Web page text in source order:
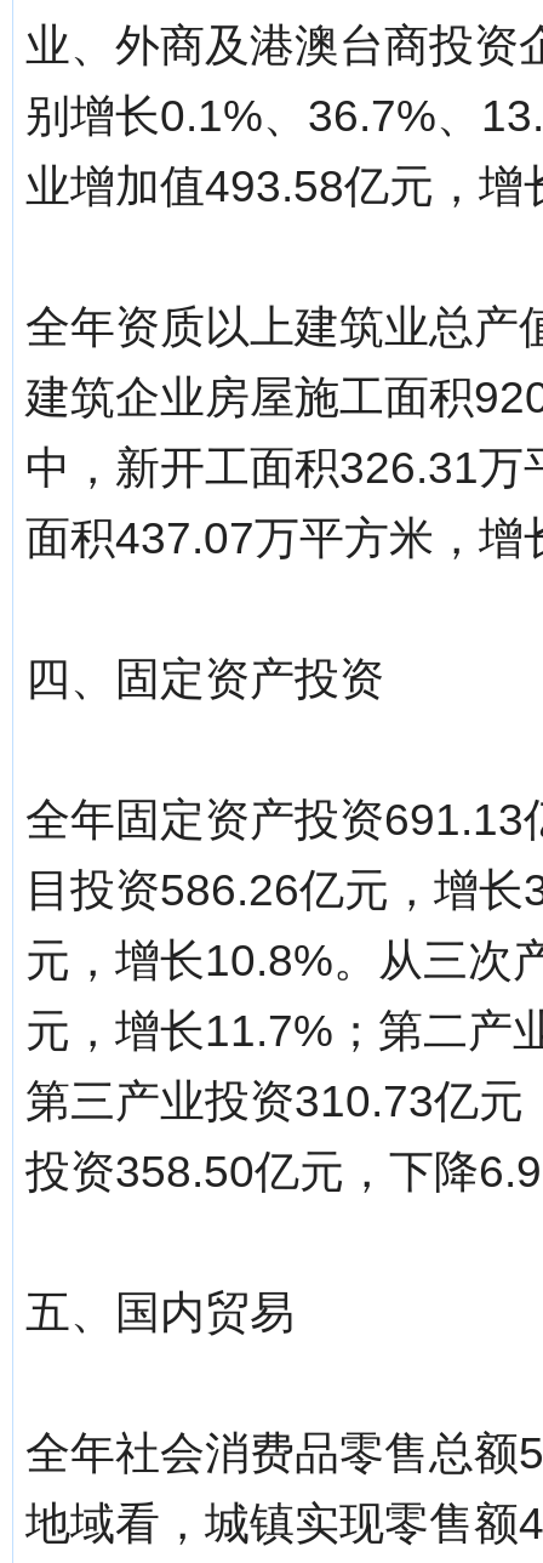
业、外商及港澳台商投资
别增长0.1%、36.7%、
业增加值493.58亿元，增
全年资质以上建筑业总产
建筑企业房屋施工面积
中，新开工面积326.31
面积437.07万平方米，增
四、固定资产投资
全年固定资产投资
目投资586.26亿元，增
元，增长10.8%。从三次
元，增长11.7%；第二产
第三产业投资310.73亿
投资358.50亿元，下降
五、国内贸易
全年社会消费品零售总额
地域看，城镇实现零售额